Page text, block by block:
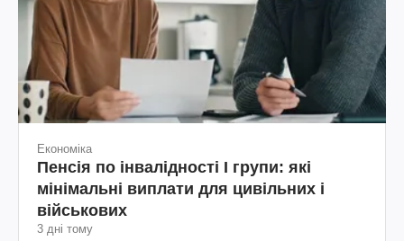
Економіка
Пенсія по інвалідності I групи: які
мінімальні виплати для цивільних і
військових
3 дні тому